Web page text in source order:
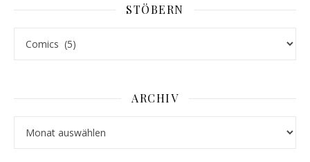
STÖBERN
ARCHIV